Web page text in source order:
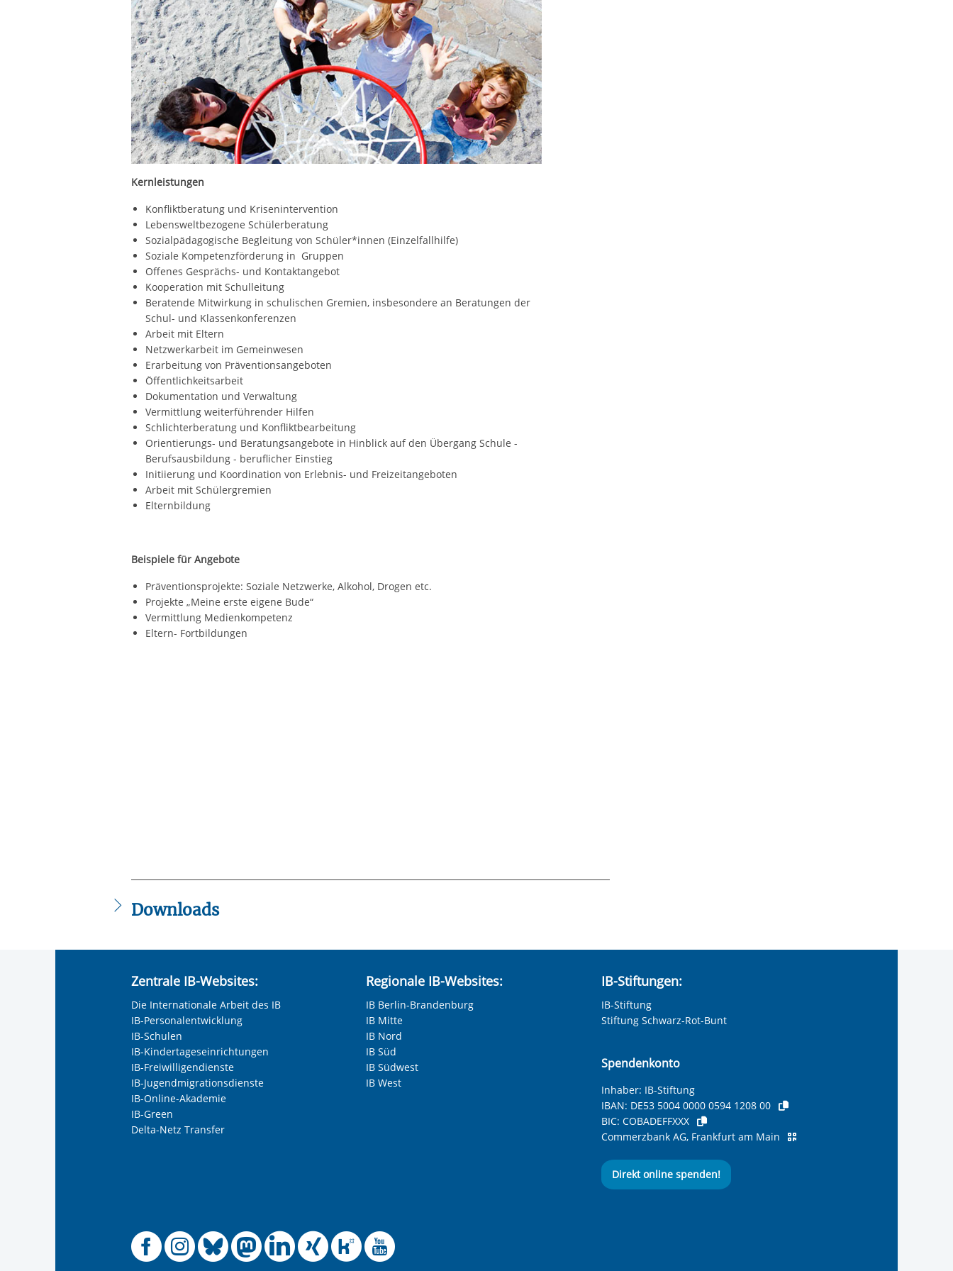
Kernleistungen
Konfliktberatung und Krisenintervention
Lebensweltbezogene Schülerberatung
Sozialpädagogische Begleitung von Schüler*innen (Einzelfallhilfe)
Soziale Kompetenzförderung in Gruppen
Offenes Gesprächs- und Kontaktangebot
Kooperation mit Schulleitung
Beratende Mitwirkung in schulischen Gremien, insbesondere an Beratungen der
Schul- und Klassenkonferenzen
Arbeit mit Eltern
Netzwerkarbeit im Gemeinwesen
Erarbeitung von Präventionsangeboten
Öffentlichkeitsarbeit
Dokumentation und Verwaltung
Vermittlung weiterführender Hilfen
Schlichterberatung und Konfliktbearbeitung
Orientierungs- und Beratungsangebote in Hinblick auf den Übergang Schule -
Berufsausbildung - beruflicher Einstieg
Initiierung und Koordination von Erlebnis- und Freizeitangeboten
Arbeit mit Schülergremien
Elternbildung
Beispiele für Angebote
Präventionsprojekte: Soziale Netzwerke, Alkohol, Drogen etc.
Projekte „Meine erste eigene Bude“
Vermittlung Medienkompetenz
Eltern- Fortbildungen
Downloads
Zentrale IB-Websites:
Die Internationale Arbeit des IB
IB-Personalentwicklung
IB-Schulen
IB-Kindertageseinrichtungen
IB-Freiwilligendienste
IB-Jugendmigrationsdienste
IB-Online-Akademie
IB-Green
Delta-Netz Transfer
Regionale IB-Websites:
IB Berlin-Brandenburg
IB Mitte
IB Nord
IB Süd
IB Südwest
IB West
IB-Stiftungen:
IB-Stiftung
Stiftung Schwarz-Rot-Bunt
Spendenkonto
Inhaber: IB-Stiftung
IBAN: DE53 5004 0000 0594 1208 00
BIC: COBADEFFXXX
Commerzbank AG, Frankfurt am Main
Direkt online spenden!
Offizielle Facebook-Seite des Internationalen Bund
Offizielle Instagram-Seite des Internationalen Bund
Offizielle BlueSky-Seite des Internationalen Bund
Offizielle Mastodon-Seite des Internationalen
Offizielle LinkedIn-Seite des Internationalen
Offizielle Xing-Seite des Internationalen
Offizielle Kununu-Seite des